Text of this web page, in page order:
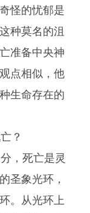
怪的忧郁是
种莫名的沮
准备中央神
点相似，他
生命存在的
？
，死亡是灵
圣象光环，
。从光环上